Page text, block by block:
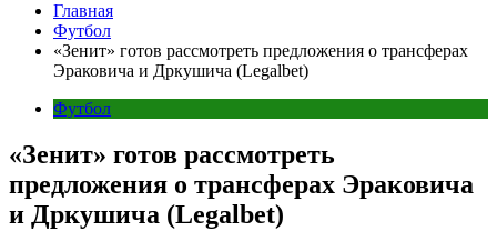
Главная
Футбол
«Зенит» готов рассмотреть предложения о трансферах
Эраковича и Дркушича (Legalbet)
Футбол
«Зенит» готов рассмотреть
предложения о трансферах Эраковича
и Дркушича (Legalbet)